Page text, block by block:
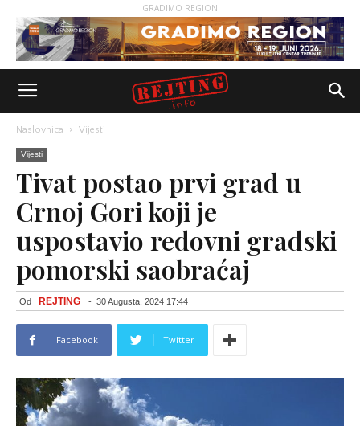
GRADIMO REGION
Naslovnica Vijesti
Vijesti
Tivat postao prvi grad u
Crnoj Gori koji je
uspostavio redovni gradski
pomorski saobraćaj
Od REJTING - 30 Augusta, 2024 17:44
Facebook Twitter